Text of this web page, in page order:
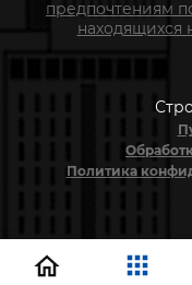
предпочтениям
находящихся
Политика